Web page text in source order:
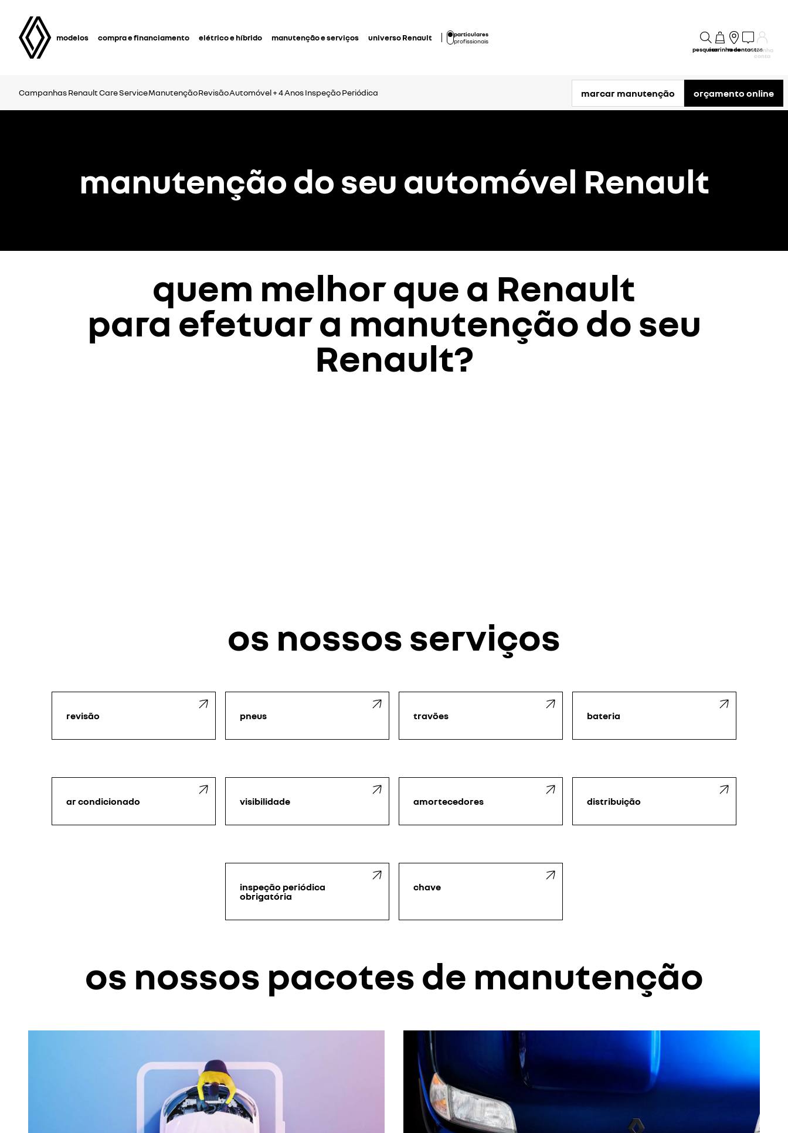
modelos compra e financiamento elétrico e híbrido manutenção e serviços universo Renault
particulares
profissionais
pesquisarcarrinhoredecontactosa minha
conta
CampanhasRenault Care ServiceManutençãoRevisãoAutomóvel + 4 Anos Inspeção Periódica marcar manutenção orçamento online
manutenção do seu automóvel Renault
quem melhor que a Renault
para efetuar a manutenção do seu
Renault?
os nossos serviços
revisão pneus travões bateria
ar condicionado visibilidade amortecedores distribuição
inspeção periódica
obrigatória
chave
os nossos pacotes de manutenção